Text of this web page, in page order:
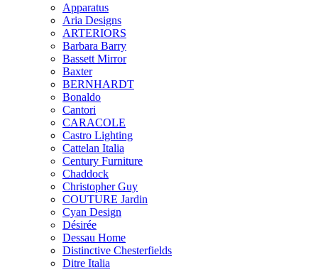
Apparatus
Aria Designs
ARTERIORS
Barbara Barry
Bassett Mirror
Baxter
BERNHARDT
Bonaldo
Cantori
CARACOLE
Castro Lighting
Cattelan Italia
Century Furniture
Chaddock
Christopher Guy
COUTURE Jardin
Cyan Design
Désirée
Dessau Home
Distinctive Chesterfields
Ditre Italia